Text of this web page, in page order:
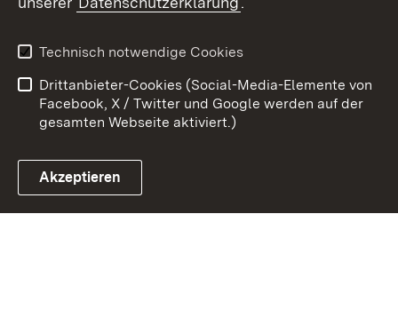
Link zum Landesportal
Kontakt
Datenschutz
Barrierefreiheit
Impressum
Cookies
Technisch notwendige Cookies
Drittanbieter-Cookies (Social-Media-Elemente von
Facebook, X / Twitter und Google werden auf der
gesamten Webseite aktiviert.)
Akzeptieren